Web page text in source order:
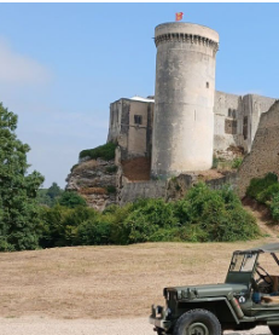
Véhicules Militaires .com
Bienvenue sur LE forum des passionnés de
toutes époques. De nombreuses rubriques
ou simplement partager vos activités.